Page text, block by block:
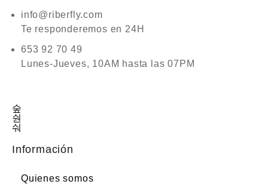
info@riberfly.com
Te responderemos en 24H
653 92 70 49
Lunes-Jueves, 10AM hasta las 07PM
Información
Quienes somos